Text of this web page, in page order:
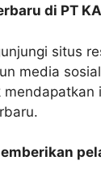
di PT
situs
media
mendapatkan